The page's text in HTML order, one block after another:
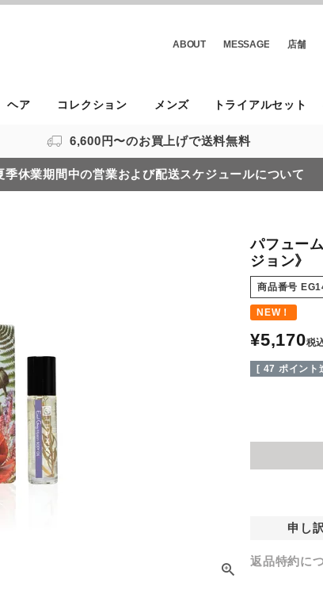
ABOUT MESSAGE 店舗
ヘア コレクション メンズ トライアルセット
6,600円〜のお買上げで送料無料
季休業期間中の営業および配送スケジュールについて
パフュー
ジョン》
商品番号
NEW！
¥5,170税
[ 47 ポイント
申し
返品特約に